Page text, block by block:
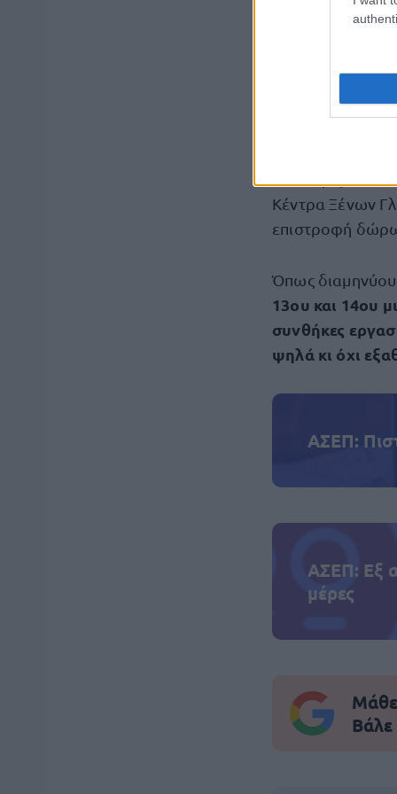
Αξίζει να
ανακοίνωση οι
Κέντρα Ξένων
επιστροφή
Όπως
13ου και 14ου
συνθήκες
ψηλά κι όχι
ΑΣΕΠ:
ΑΣΕΠ: Εξ
μέρες
Μάθε